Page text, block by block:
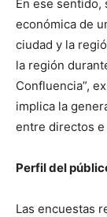
En ese sentido,
económica de
ciudad y la
la región
Confluencia”,
implica la
entre directos
Perfil del
Las encuestas